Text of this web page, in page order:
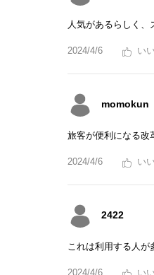
人気があるらしく、
2024/4/6
momokun
旅客が便利になる改
2024/4/6
2422
これは利用する人が
2024/4/6